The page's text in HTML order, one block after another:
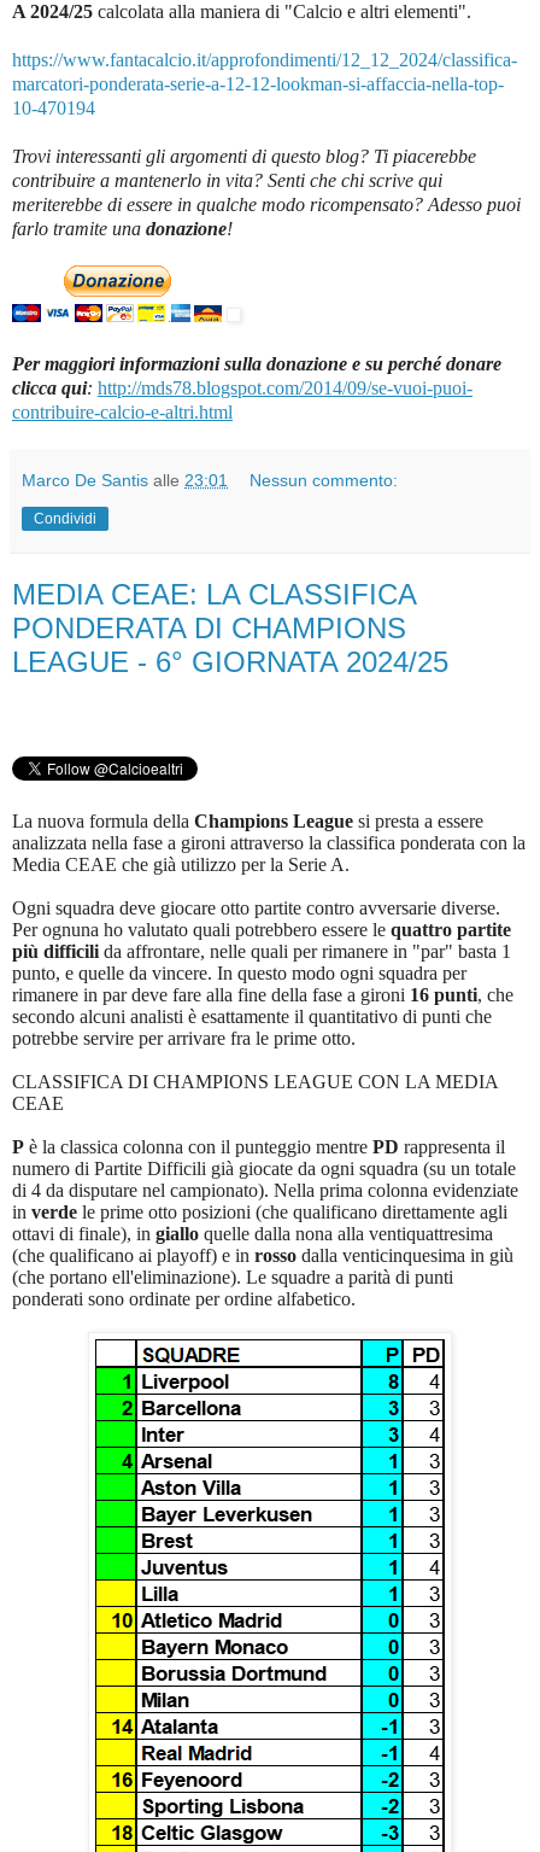
A 2024/25 calcolata alla maniera di "Calcio e altri elementi".
https://www.fantacalcio.it/approfondimenti/12_12_2024/classifica-
marcatori-ponderata-serie-a-12-12-lookman-si-affaccia-nella-top-
10-470194
Trovi interessanti gli argomenti di questo blog? Ti piacerebbe
contribuire a mantenerlo in vita? Senti che chi scrive qui
meriterebbe di essere in qualche modo ricompensato? Adesso puoi
farlo tramite una donazione!
Per maggiori informazioni sulla donazione e su perché donare
clicca qui: http://mds78.blogspot.com/2014/09/se-vuoi-puoi-
contribuire-calcio-e-altri.html
Marco De Santis alle 23:01 Nessun commento:
Condividi
MEDIA CEAE: LA CLASSIFICA
PONDERATA DI CHAMPIONS
LEAGUE - 6° GIORNATA 2024/25
La nuova formula della Champions League si presta a essere
analizzata nella fase a gironi attraverso la classifica ponderata con la
Media CEAE che già utilizzo per la Serie A.
Ogni squadra deve giocare otto partite contro avversarie diverse.
Per ognuna ho valutato quali potrebbero essere le quattro partite
più difficili da affrontare, nelle quali per rimanere in "par" basta 1
punto, e quelle da vincere. In questo modo ogni squadra per
rimanere in par deve fare alla fine della fase a gironi 16 punti, che
secondo alcuni analisti è esattamente il quantitativo di punti che
potrebbe servire per arrivare fra le prime otto.
CLASSIFICA DI CHAMPIONS LEAGUE CON LA MEDIA
CEAE
P è la classica colonna con il punteggio mentre PD rappresenta il
numero di Partite Difficili già giocate da ogni squadra (su un totale
di 4 da disputare nel campionato). Nella prima colonna evidenziate
in verde le prime otto posizioni (che qualificano direttamente agli
ottavi di finale), in giallo quelle dalla nona alla ventiquattresima
(che qualificano ai playoff) e in rosso dalla venticinquesima in giù
(che portano ell'eliminazione). Le squadre a parità di punti
ponderati sono ordinate per ordine alfabetico.